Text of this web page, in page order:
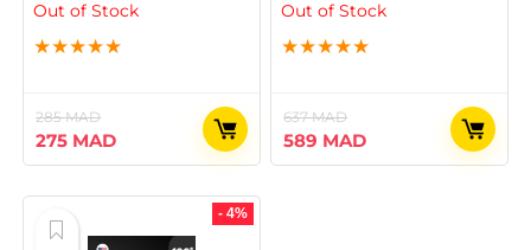
Out of Stock
★★★★★
285MAD
Le
prix
285 MAD.
275 MADLe
prix
275 MAD.
Out of Stock
★★★★★
637MAD
Le
prix
589 MADLe
prix
- 4%